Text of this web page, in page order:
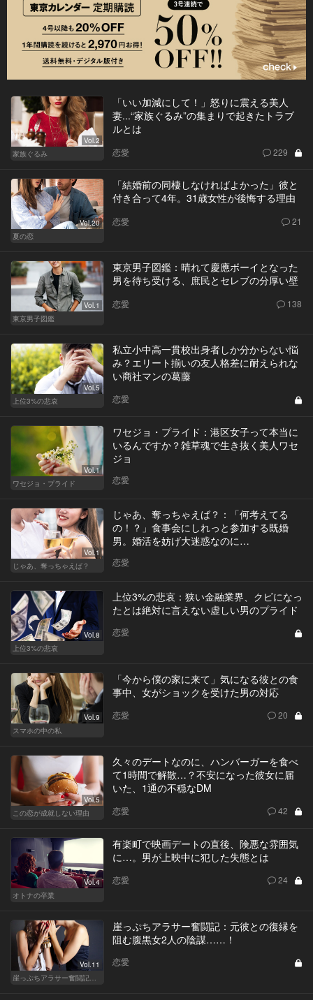
Vol.2
家族ぐるみ
「いい加減にして！」怒りに震える美人
妻...“家族ぐるみ”の集まりで起きたトラブ
ルとは
恋愛 229
Vol.20
夏の恋
「結婚前の同棲しなければよかった」彼と
付き合って4年。31歳女性が後悔する理由
恋愛 21
Vol.1
東京男子図鑑
東京男子図鑑：晴れて慶應ボーイとなった
男を待ち受ける、庶民とセレブの分厚い壁
恋愛 138
Vol.5
上位3%の悲哀
私立小中高一貫校出身者しか分からない悩
み？エリート揃いの友人格差に耐えられな
い商社マンの葛藤
恋愛
Vol.1
ワセジョ・プライド
ワセジョ・プライド：港区女子って本当に
いるんですか？雑草魂で生き抜く美人ワセ
ジョ
恋愛
Vol.1
じゃあ、奪っちゃえば？
じゃあ、奪っちゃえば？：「何考えてる
の！？」食事会にしれっと参加する既婚
男。婚活を妨げ大迷惑なのに…
恋愛
Vol.8
上位3%の悲哀
上位3%の悲哀：狭い金融業界、クビになっ
たとは絶対に言えない虚しい男のプライド
恋愛
Vol.9
スマホの中の私
「今から僕の家に来て」気になる彼との食
事中、女がショックを受けた男の対応
恋愛 20
Vol.5
この恋が成就しない理由
久々のデートなのに、ハンバーガーを食べ
て1時間で解散…？不安になった彼女に届
いた、1通の不穏なDM
恋愛 42
Vol.4
オトナの卒業
有楽町で映画デートの直後、険悪な雰囲気
に…。男が上映中に犯した失態とは
恋愛 24
Vol.11
崖っぷちアラサー奮闘記：元彼との復縁を
阻む腹黒女2人の陰謀……！
恋愛